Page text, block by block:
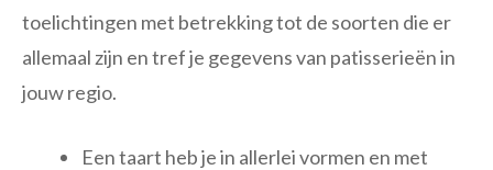
toelichtingen met betrekking tot de soorten die er
allemaal zijn en tref je gegevens van patisserieën in
jouw regio.
Een taart heb je in allerlei vormen en met